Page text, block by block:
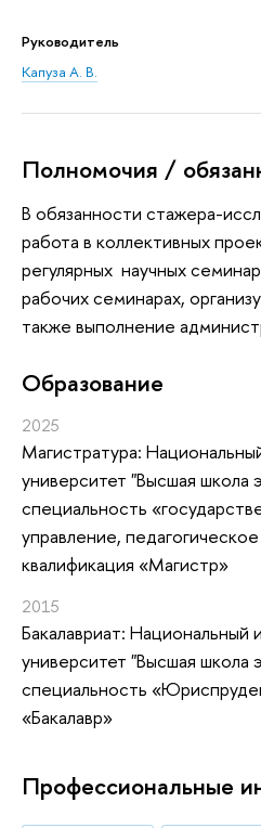
Руководитель
Капуза А. В.
Полномочия /
В обязанности стажера-
работа в коллективных
регулярных научных
рабочих семинарах,
также выполнение
Oбразование
2025
Магистратура:
университет "Высшая школа
специальность
управление,
квалификация «Магистр»
2015
Бакалавриат: Национальный
университет "Высшая школа
специальность
«Бакалавр»
Профессиональные